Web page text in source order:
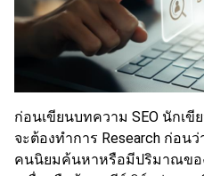
ก่อนเขียนบทความ SEO นักเขี
จะต้องทำการ Research ก่อนว่
คนนิยมค้นหาหรือมีปริมาณของ